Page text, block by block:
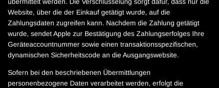
übermittelt werden. Die Verschlüsselung sorgt dafür, dass nur die
Website, über die der Einkauf getätigt wurde, auf die
Zahlungsdaten zugreifen kann. Nachdem die Zahlung getätigt
wurde, sendet Apple zur Bestätigung des Zahlungserfolges Ihre
Geräteaccountnummer sowie einen transaktionsspezifischen,
dynamischen Sicherheitscode an die Ausgangswebsite.
Sofern bei den beschriebenen Übermittlungen
personenbezogene Daten verarbeitet werden, erfolgt die